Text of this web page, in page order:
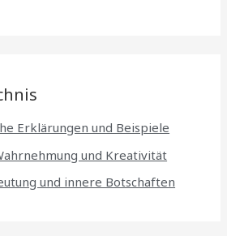
Erklärungen und Beispiele
und Kreativität
und innere Botschaften